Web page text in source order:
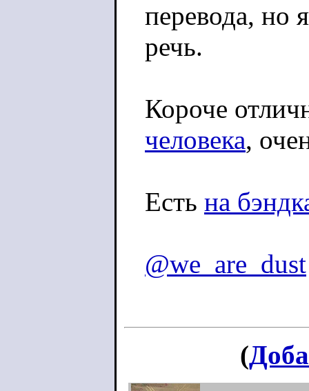
перевода, но
речь.
Короче
человека,
Есть на
@we_are_dust
(